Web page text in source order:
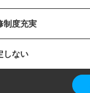
制度充実
しない